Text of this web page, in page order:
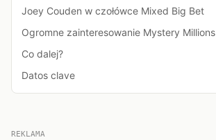
Joey Couden w czołówce Mixed Big Bet
Ogromne zainteresowanie Mystery Millions
Co dalej?
Datos clave
REKLAMA